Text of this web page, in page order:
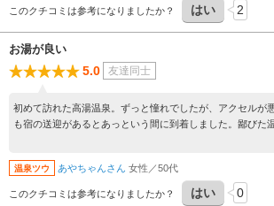
い
このクチコミは参考になりましたか？ はい 2
お湯が良い
5.0 友達同士
初めて訪れた高湯温泉。ずっと憧れでしたが、アクセルが
も宿の送迎があるとあっという間に到着しました。鄙びた
温泉ツウ あやちゃんさん 女性／50代
このクチコミは参考になりましたか？ はい 0